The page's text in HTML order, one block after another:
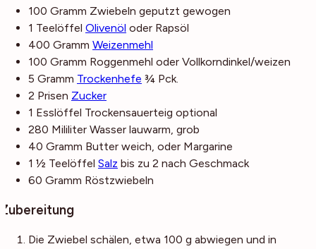
100 Gramm Zwiebeln geputzt gewogen
1 Teelöffel Olivenöl oder Rapsöl
400 Gramm Weizenmehl
100 Gramm Roggenmehl oder Vollkorndinkel/weizen
5 Gramm Trockenhefe ¾ Pck.
2 Prisen Zucker
1 Esslöffel Trockensauerteig optional
280 Mililiter Wasser lauwarm, grob
40 Gramm Butter weich, oder Margarine
1 ½ Teelöffel Salz bis zu 2 nach Geschmack
60 Gramm Röstzwiebeln
Zubereitung
Die Zwiebel schälen, etwa 100 g abwiegen und in